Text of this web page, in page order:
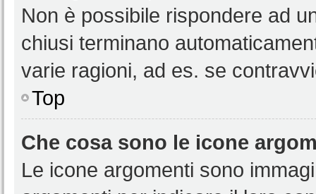
Non è possibile rispondere ad
chiusi terminano
varie ragioni, ad es. se
Top
Che cosa sono le icone
Le icone argomenti sono